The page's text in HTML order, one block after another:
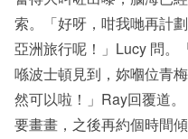
索。「好呀，咁我哋再計
亞洲旅行呢！」Lucy 問。
喺波士頓見到，妳嗰位青
然可以啦！」Ray回覆道
要畫畫，之後再約個時間傾